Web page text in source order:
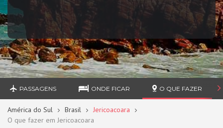
PASSAGENS ONDE FICAR O QUE FAZER
América do Sul Brasil
Jericoacoara
O que fazer em Jericoacoara